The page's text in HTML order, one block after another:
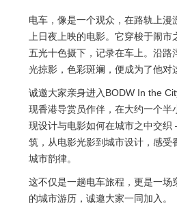
电车，像是一个观众，在路轨上漫
上日夜上映的电影。它穿梭于闹
五光十色摄下，记录在车上。沿路
光掠影，色彩斑斓，便成为了他对
诚邀大家亲身进入BODW In the
现香港导赏员作伴，在大约一个半
现设计与电影如何在城市之中交
筑，从电影光影到城市设计，感受
城市韵律。
这不仅是一趟电车旅程，更是一场
的城市游历，诚邀大家一同加入。